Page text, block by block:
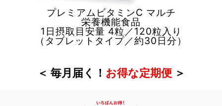
プレミアムビタミンC マルチ
栄養機能食品
1日摂取目安量 4粒／120粒入り
（タブレットタイプ／約30日分）
＜ 毎月届く！ お得な定期便＞